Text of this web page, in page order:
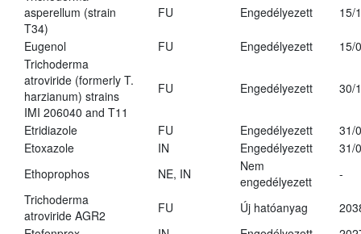
asperellum (strain
T34)
FU Engedélyezett 15/
Eugenol FU Engedélyezett
15/
Trichoderma
atroviride (formerly T.
harzianum) strains
IMI 206040 and T11
FU Engedélyezett 30/
Etridiazole FU Engedélyezett
31/
Etoxazole
IN Engedélyezett
31/
Ethoprophos
NE, IN
Nem
engedélyezett
-
Trichoderma
atroviride AGR2
FU Új hatóanyag